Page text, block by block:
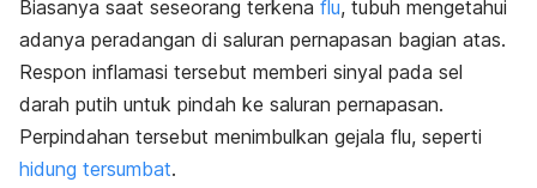
Biasanya saat seseorang terkena flu, tubuh mengetahui
adanya peradangan di saluran pernapasan bagian atas.
Respon inflamasi tersebut memberi sinyal pada sel
darah putih untuk pindah ke saluran pernapasan.
Perpindahan tersebut menimbulkan gejala flu, seperti
hidung tersumbat.